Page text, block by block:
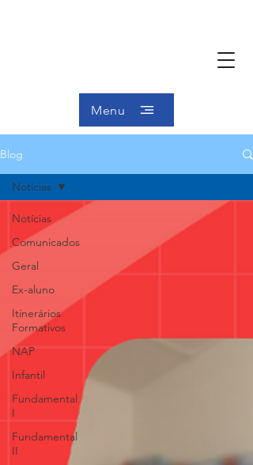
Menu
Blog
Notícias
Comunicados
Geral
Ex-aluno
Itinerários
Formativos
NAP
Infantil
Fundamental
I
Fundamental
II
Notícias